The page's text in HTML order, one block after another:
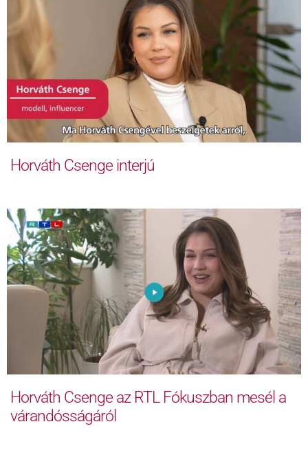
Horváth Csenge interjú
Horváth Csenge az RTL Fókuszban mesél a
várandósságáról